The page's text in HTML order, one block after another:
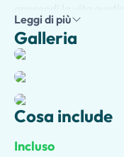
straordinari tesori
Dopo aver visitato
Positano
, rinomata
per passeggiare per
artigiani locali o
della zona.
Leggi di più
Galleria
Cosa include
Incluso